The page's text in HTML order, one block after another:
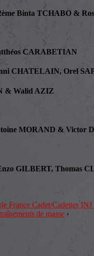
Binta TCHABO &
CARABETIAN
CHATELAIN, Orel
& Walid AZIZ
MORAND & Victor
GILBERT, Thomas
France Cadet/Cadettes
de masse ›